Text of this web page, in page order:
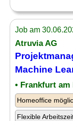
Job am
Atruvia AG
Machine
• Frankfurt am
Homeoffice
Flexible